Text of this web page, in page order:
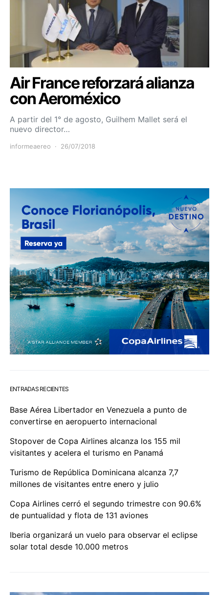
Air France reforzará alianza
con Aeroméxico
A partir del 1° de agosto, Guilhem Mallet será el
nuevo director…
informeaereo 26/07/2018
ENTRADAS RECIENTES
Base Aérea Libertador en Venezuela a punto de
convertirse en aeropuerto internacional
Stopover de Copa Airlines alcanza los 155 mil
visitantes y acelera el turismo en Panamá
Turismo de República Dominicana alcanza 7,7
millones de visitantes entre enero y julio
Copa Airlines cerró el segundo trimestre con 90.6%
de puntualidad y flota de 131 aviones
Iberia organizará un vuelo para observar el eclipse
solar total desde 10.000 metros